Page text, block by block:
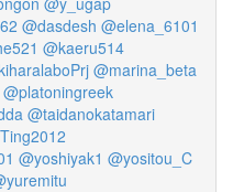
@dasdesh @elena_6101
@kaeru514
@marina_beta
@platoningreek
@taidanokatamari
@yoshiyak1 @yositou_C